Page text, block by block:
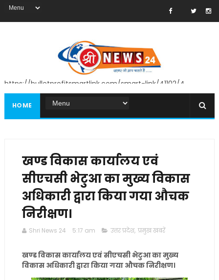
https://bulletprofitsmartlink.com/smart-link/41102/4
HOME
खण्ड विकास कार्यालय एवं
सीएचसी भेटुआ का मुख्य विकास
अधिकारी द्वारा किया गया औचक
निरीक्षण।
Shri News 24 5:17 am उत्तर प्रदेश, प्रमुख खबरें
खण्ड विकास कार्यालय एवं सीएचसी भेटुआ का मुख्य
विकास अधिकारी द्वारा किया गया औचक निरीक्षण।